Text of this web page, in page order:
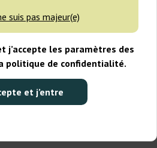
suis pas majeur(e)
j’accepte les paramètres des
politique de confidentialité.
et j’entre